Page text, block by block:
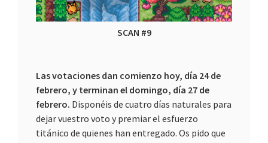
SCAN #9
Las votaciones dan comienzo hoy, día 24 de
febrero, y terminan el domingo, día 27 de
febrero. Disponéis de cuatro días naturales para
dejar vuestro voto y premiar el esfuerzo
titánico de quienes han entregado. Os pido que